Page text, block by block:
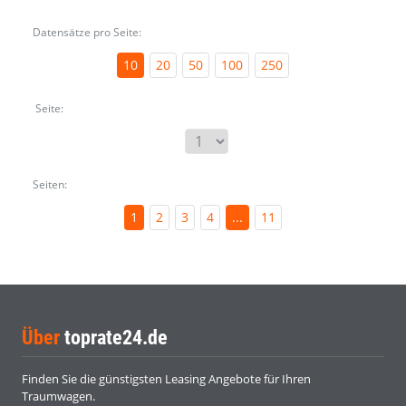
Datensätze pro Seite:
10 20 50 100 250
Seite:
Seiten:
1 2 3 4 ... 11
Über toprate24.de
Finden Sie die günstigsten Leasing Angebote für Ihren
Traumwagen.